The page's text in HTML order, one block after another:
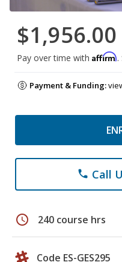
$1,956.00
Pay over time with Affirm.
Payment & Funding:
phone Call
schedule 240 course hrs
Code ES-GES295